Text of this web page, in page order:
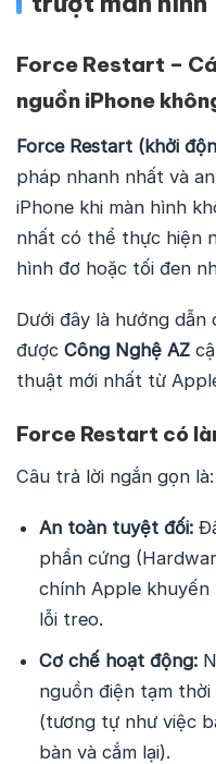
Force Restart –
nguồn iPhone
Force Restart (khởi
pháp nhanh nhất và
iPhone khi màn hình
nhất có thể thực hiện
hình đơ hoặc tối đen
Dưới đây là hướng
được Công Nghệ AZ
thuật mới nhất từ
Force Restart có
Câu trả lời ngắn gọn là:
An toàn tuyệt đối:
phần cứng
chính Apple khuyến
lỗi treo.
Cơ chế hoạt động:
nguồn điện tạm
(tương tự như việc
bàn và cắm lại).